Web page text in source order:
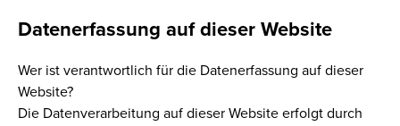
Datenerfassung auf dieser Website
Wer ist verantwortlich für die Datenerfassung auf dieser
Website?
Die Datenverarbeitung auf dieser Website erfolgt durch